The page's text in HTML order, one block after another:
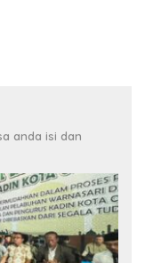
anda isi dan